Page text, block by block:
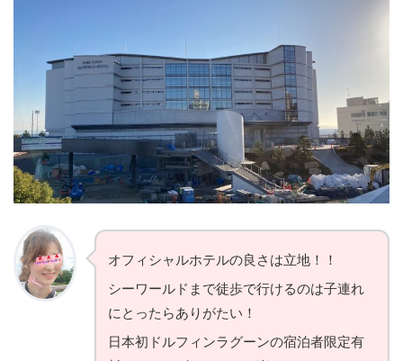
オフィシャルホテルの良さは立地！！
シーワールドまで徒歩で行けるのは子連れ
にとったらありがたい！
日本初ドルフィンラグーンの宿泊者限定有